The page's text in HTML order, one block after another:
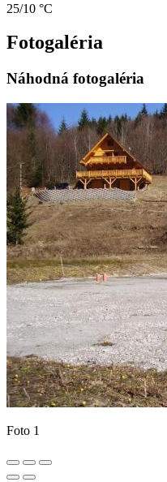
25/10 °C
Fotogaléria
Náhodná fotogaléria
Foto 1